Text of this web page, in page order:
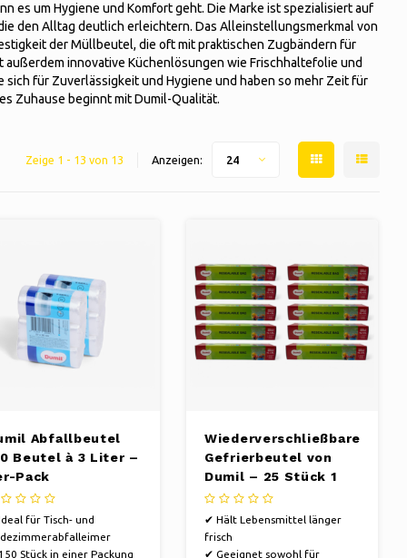
es um Hygiene und Komfort geht. Die Marke ist spezialisiert auf
den Alltag deutlich erleichtern. Das Alleinstellungsmerkmal von
der Müllbeutel, die oft mit praktischen Zugbändern für
innovative Küchenlösungen wie Frischhaltefolie und
für Zuverlässigkeit und Hygiene und haben so mehr Zeit für
Zuhause beginnt mit Dumil-Qualität.
Zeige 1 - 13 von 13 Anzeigen: 24
Abfallbeutel
Beutel à 3 Liter –
Pack
für Tisch- und
Stück in einer Packung
Wiederverschließbare
Gefrierbeutel von
Dumil – 25 Stück 1
Liter + 25 Stück 3
Liter –
Vorteilspackung 10
Stück
✔ Hält Lebensmittel länger
frisch
✔ Geeignet sowohl für